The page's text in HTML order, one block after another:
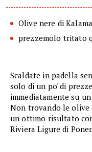
Olive nere di
prezzemolo tritato
Scaldate in padella
solo di un po' di
immediatamente su
Non trovando le
un ottimo risultato
Riviera Ligure di